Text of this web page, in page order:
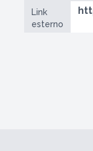
Link
esterno